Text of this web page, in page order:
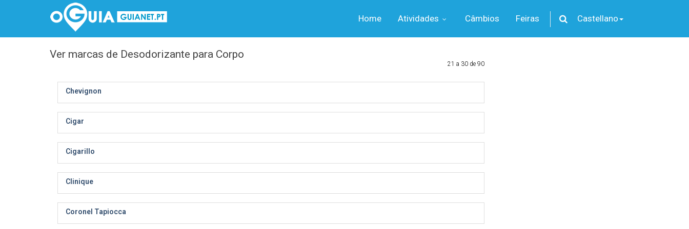
Home Atividades Câmbios Feiras Castellano
Ver marcas de Desodorizante para Corpo
21 a 30 de 90
Chevignon
Cigar
Cigarillo
Clinique
Coronel Tapiocca